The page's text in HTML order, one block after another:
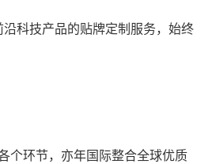
科技产品的贴牌定制服务，始终
个环节，亦年国际整合全球优质